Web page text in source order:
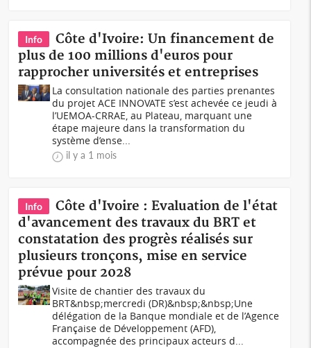
Info
Côte d'Ivoire: Un financement de
plus de 100 millions d'euros pour
rapprocher universités et entreprises
La consultation nationale des parties prenantes
du projet ACE INNOVATE s’est achevée ce jeudi à
l’UEMOA-CRRAE, au Plateau, marquant une
étape majeure dans la transformation du
système d’ense...
il y a 1 mois
Info
Côte d'Ivoire : Evaluation de l'état
d'avancement des travaux du BRT et
constatation des progrès réalisés sur
plusieurs tronçons, mise en service
prévue pour 2028
Visite de chantier des travaux du
BRT&nbsp;mercredi (DR)&nbsp;&nbsp;Une
délégation de la Banque mondiale et de l’Agence
Française de Développement (AFD),
accompagnée des principaux acteurs d...